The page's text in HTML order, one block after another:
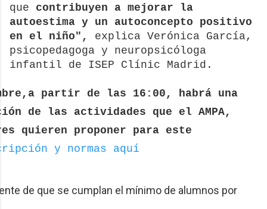
que
contribuyen a mejorar la
autoestima y un autoconcepto positivo
en el niño", explica Verónica García,
psicopedagoga y neuropsicóloga
infantil de ISEP Clínic Madrid.
partir de las 16:00, habrá una
de las actividades que el AMPA,
quieren proponer para este
y normas aquí
de que se cumplan el mínimo de alumnos por